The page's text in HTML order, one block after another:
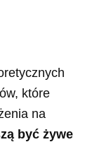
które
na
być żywe